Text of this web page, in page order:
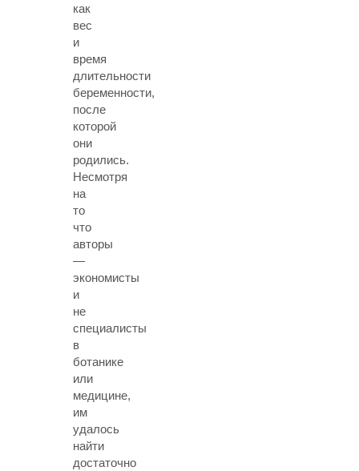
как
вес
и
время
длительности
беременности,
после
которой
они
родились.
Несмотря
на
то
что
авторы
—
экономисты
и
не
специалисты
в
ботанике
или
медицине,
им
удалось
найти
достаточно